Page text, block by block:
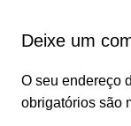
Deixe um
O seu endereço
obrigatórios são